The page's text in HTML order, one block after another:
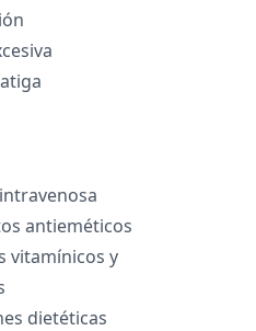
antieméticos
vitamínicos y
dietéticas